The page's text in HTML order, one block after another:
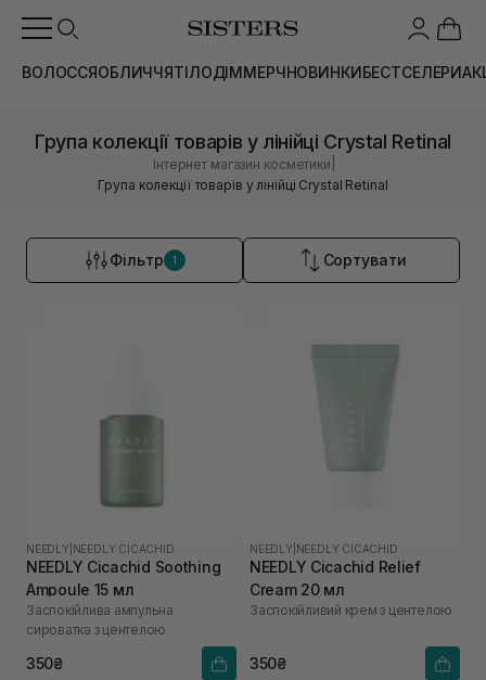
ВОЛОССЯОБЛИЧЧЯТІЛОДІММЕРЧНОВИНКИБЕСТСЕЛЕРИ
Група колекції товарів у лінійці Crystal Retinal
Інтернет магазин косметики
Група колекції товарів у лінійці Crystal Retinal
Фільтр 1 Сортувати
NEEDLY NEEDLY CICACHID
NEEDLY Cicachid Soothing
Ampoule 15 мл
Заспокійлива ампульна
сироватка з центелою
350₴
NEEDLY NEEDLY CICACHID
NEEDLY Cicachid Relief
Cream 20 мл
Заспокійливий крем з центелою
350₴